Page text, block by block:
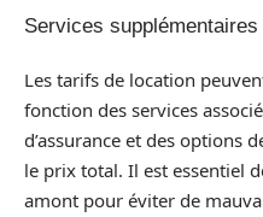
Services
Les tarifs de location
fonction des services
d’assurance et des options
le prix total. Il est essentiel
amont pour éviter de